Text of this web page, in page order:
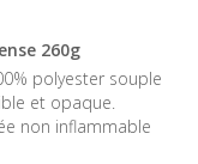
260g
polyester souple
et opaque.
non inflammable